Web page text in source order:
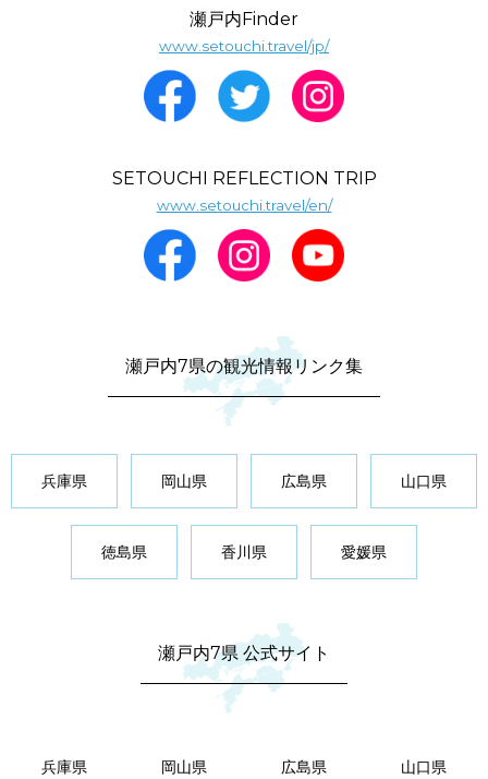
瀬戸内Finder
www.setouchi.travel/jp/
SETOUCHI REFLECTION TRIP
www.setouchi.travel/en/
瀬戸内7県の観光情報リンク集
兵庫県 岡山県 広島県 山口県
徳島県 香川県 愛媛県
瀬戸内7県 公式サイト
兵庫県 岡山県 広島県 山口県